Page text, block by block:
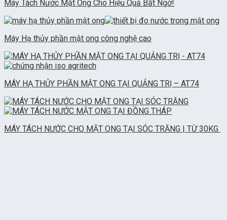
Máy Tách Nước Mật Ong Cho Hiệu Quả Bất Ngờ!
Máy Hạ thủy phần mật ong công nghệ cao
MÁY HẠ THỦY PHẦN MẬT ONG TẠI QUẢNG TRỊ – AT74
MÁY TÁCH NƯỚC CHO MẬT ONG TẠI SÓC TRĂNG | TỪ 30KG